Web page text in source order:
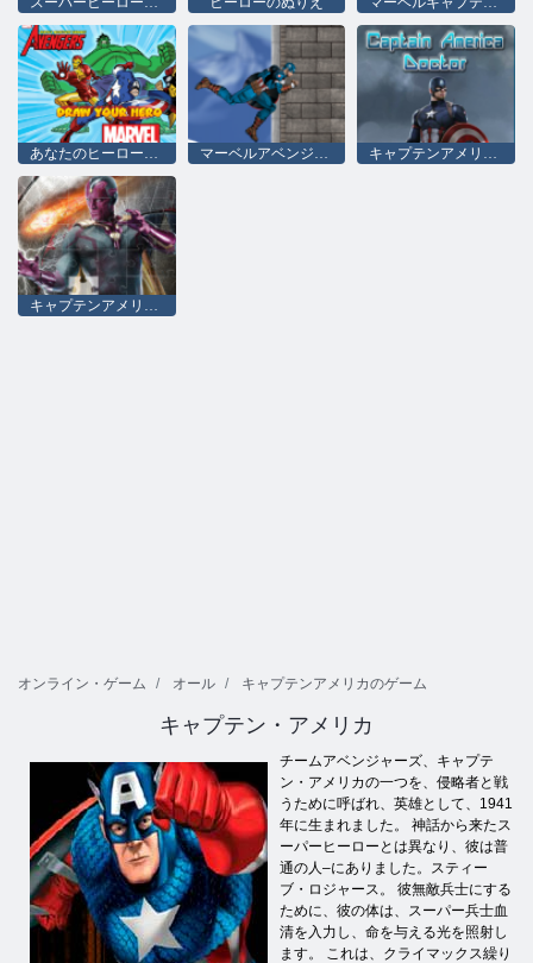
あなたのヒーローを描くマーベル マーベルアベンジャーズヒドラダッシュ キャプテンアメリカドクター
キャプテンアメリカCivil War Jigsaw 2
オンライン・ゲーム オール キャプテンアメリカのゲーム
キャプテン・アメリカ
チームアベンジャーズ、キャプテ
ン・アメリカの一つを、侵略者と戦
うために呼ばれ、英雄として、1941
年に生まれました。 神話から来たス
ーパーヒーローとは異なり、彼は普
通の人–にありました。スティー
ブ・ロジャース。 彼無敵兵士にする
ために、彼の体は、スーパー兵士血
清を入力し、命を与える光を照射し
ます。 これは、クライマックス繰り